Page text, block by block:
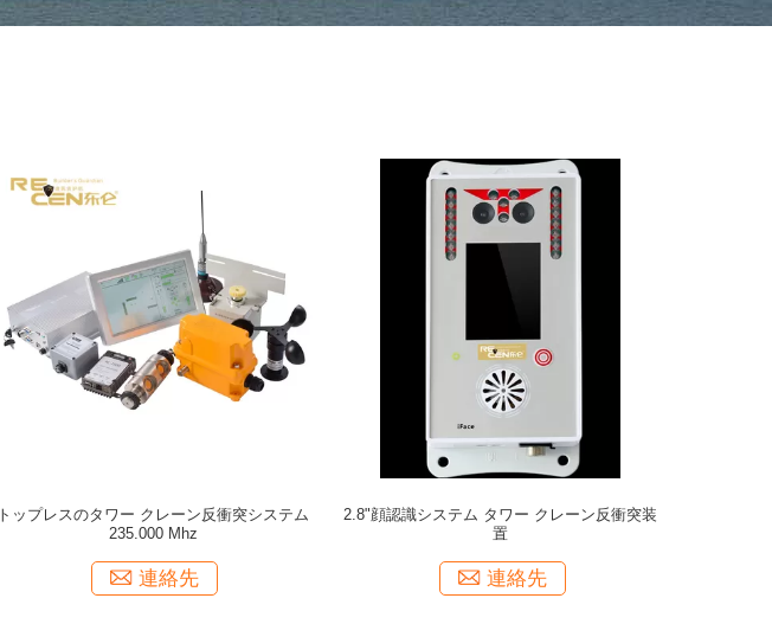
トップレスのタワー クレーン反衝突システム
235.000 Mhz
連絡先
2.8"顔認識システム タワー クレーン反衝突装
置
連絡先